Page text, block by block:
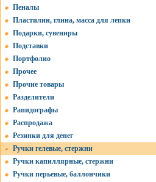
Пеналы
Пластилин, глина, масса для лепки
Подарки, сувениры
Подставки
Портфолио
Прочее
Прочие товары
Разделители
Рапидографы
Распродажа
Резинки для денег
Ручки гелевые, стержни
Ручки капиллярные, стержни
Ручки перьевые, баллончики